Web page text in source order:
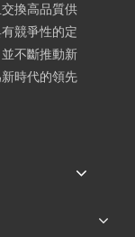
換高品質供
競爭性的定
不斷推動新
時代的領先